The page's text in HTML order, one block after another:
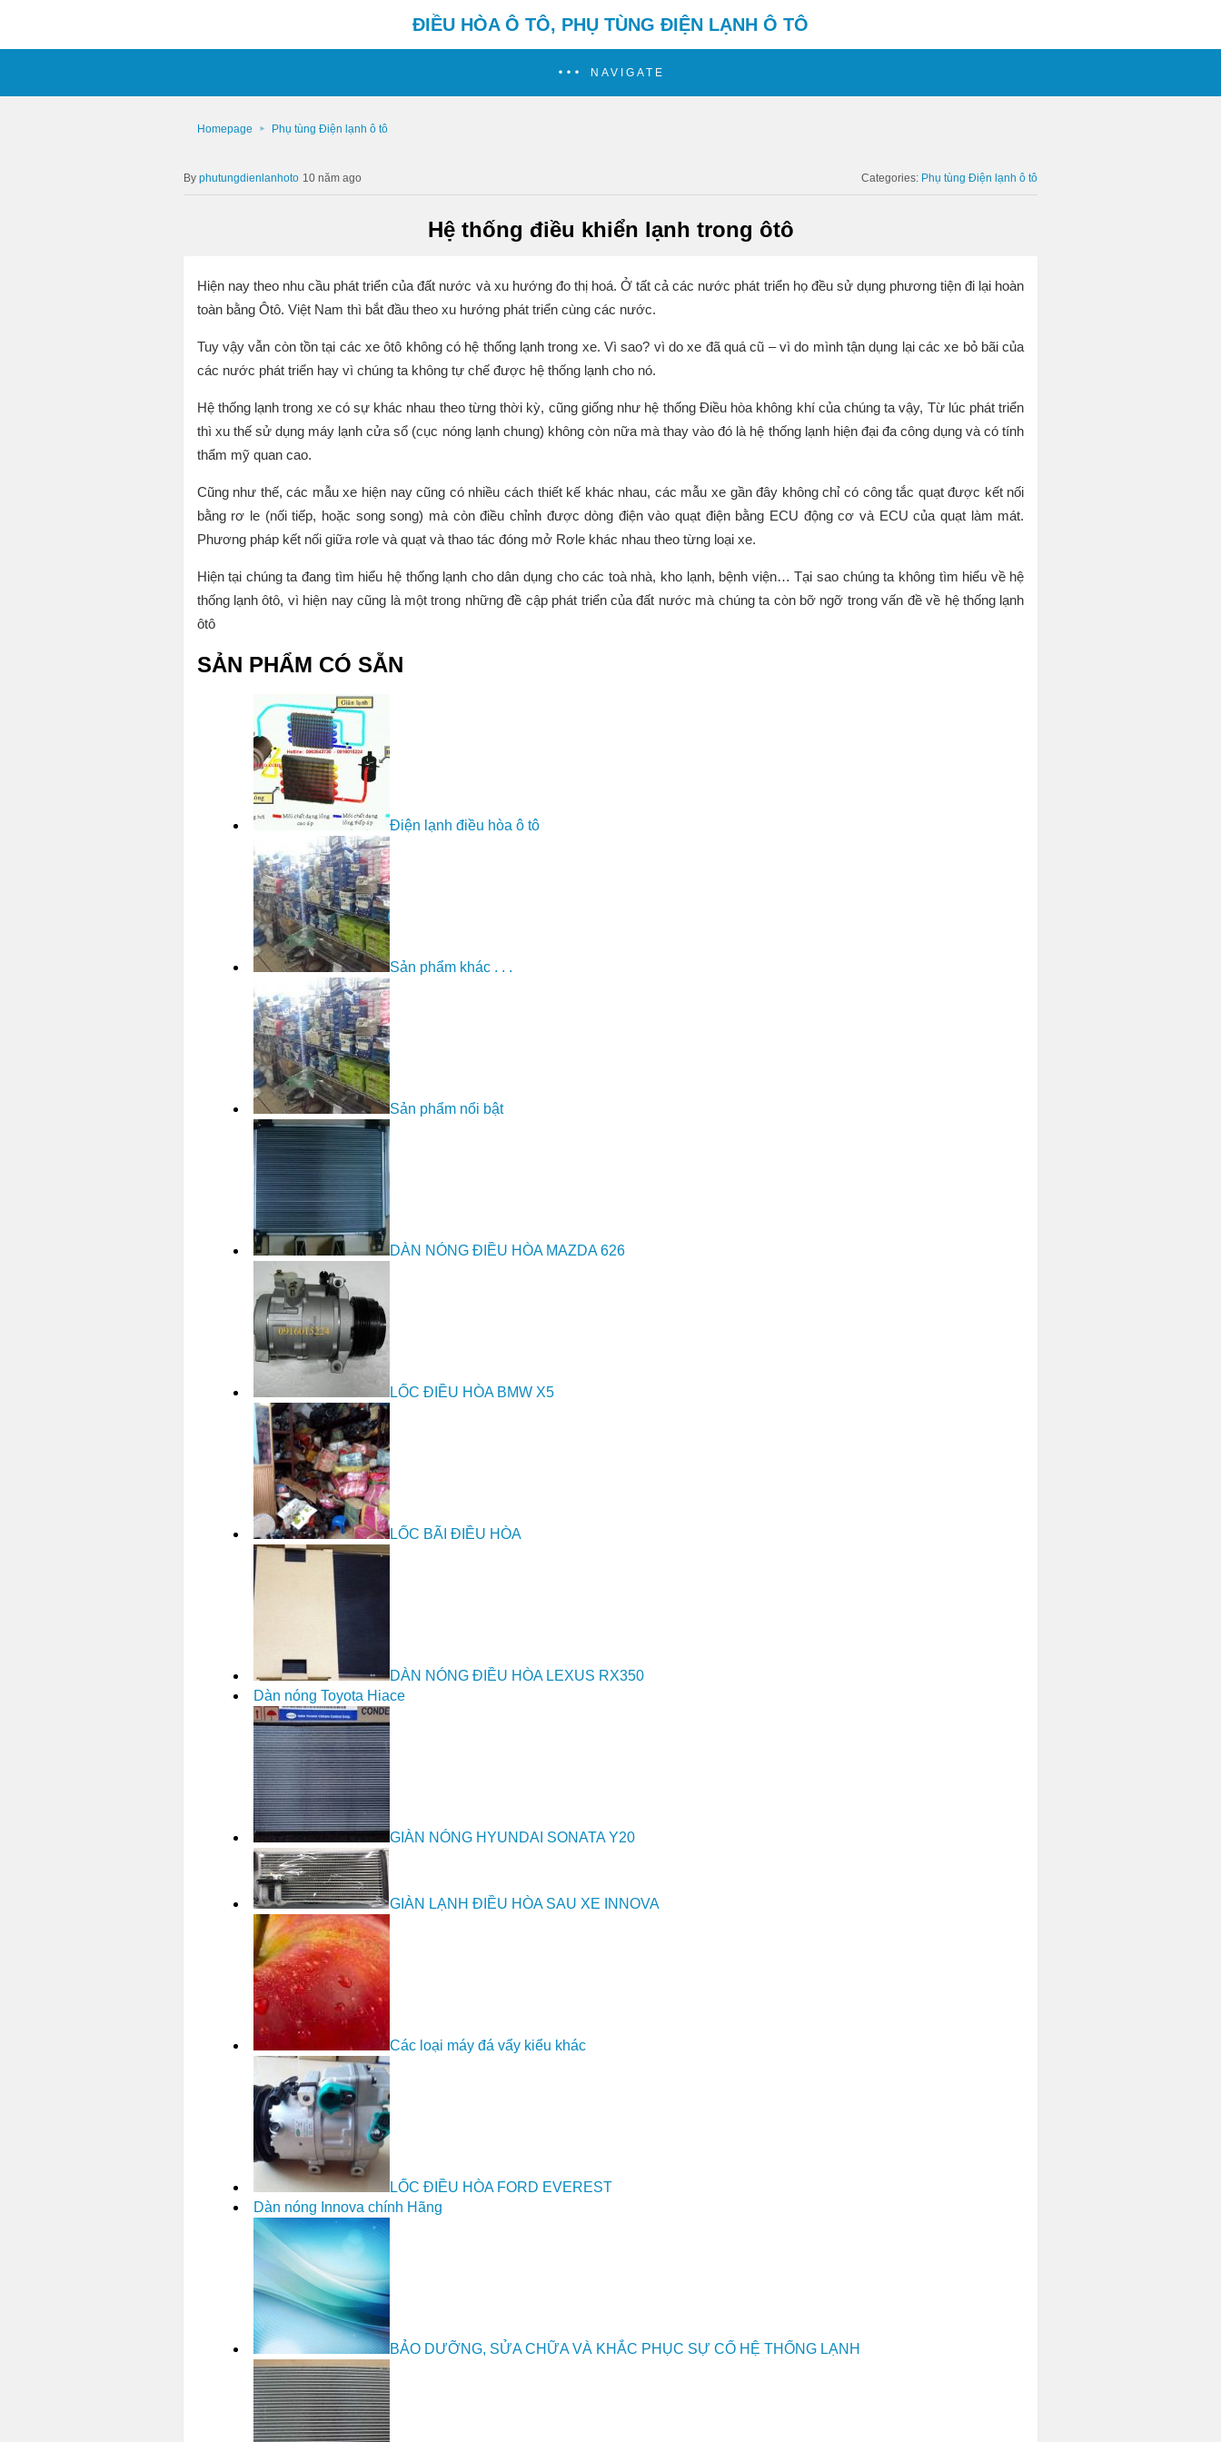
ĐIỀU HÒA Ô TÔ, PHỤ TÙNG ĐIỆN LẠNH Ô TÔ
NAVIGATE
Homepage Phụ tùng Điện lạnh ô tô
phutungdienlanhoto 10 năm ago Categories: Phụ tùng Điện lạnh ô tô
Hệ thống điều khiển lạnh trong ôtô
Hiện nay theo nhu cầu phát triển của đất nước và xu hướng đo thị hoá. Ở tất cả các nước phát triển họ đều sử dụng phương tiện đi lại hoàn
toàn bằng Ôtô. Việt Nam thì bắt đầu theo xu hướng phát triển cùng các nước.
Tuy vậy vẫn còn tồn tại các xe ôtô không có hệ thống lạnh trong xe. Vì sao? vì do xe đã quá cũ – vì do mình tận dụng lại các xe bỏ bãi của
các nước phát triển hay vì chúng ta không tự chế được hệ thống lạnh cho nó.
Hệ thống lạnh trong xe có sự khác nhau theo từng thời kỳ, cũng giống như hệ thống Điều hòa không khí của chúng ta vậy, Từ lúc phát triển
thì xu thế sử dụng máy lạnh cửa sổ (cục nóng lạnh chung) không còn nữa mà thay vào đó là hệ thống lạnh hiện đại đa công dụng và có tính
thẩm mỹ quan cao.
Cũng như thế, các mẫu xe hiện nay cũng có nhiều cách thiết kế khác nhau, các mẫu xe gần đây không chỉ có công tắc quạt được kết nối
bằng rơ le (nối tiếp, hoặc song song) mà còn điều chỉnh được dòng điện vào quạt điện bằng ECU động cơ và ECU của quạt làm mát.
Phương pháp kết nối giữa rơle và quạt và thao tác đóng mở Rơle khác nhau theo từng loại xe.
Hiện tại chúng ta đang tìm hiểu hệ thống lạnh cho dân dụng cho các toà nhà, kho lạnh, bệnh viện… Tại sao chúng ta không tìm hiểu về hệ
thống lạnh ôtô, vì hiện nay cũng là một trong những đề cập phát triển của đất nước mà chúng ta còn bỡ ngỡ trong vấn đề về hệ thống lạnh
ôtô
SẢN PHẨM CÓ SẴN
Điện lạnh điều hòa ô tô
Sản phẩm khác . . .
Sản phẩm nổi bật
DÀN NÓNG ĐIỀU HÒA MAZDA 626
LỐC ĐIỀU HÒA BMW X5
LỐC BÃI ĐIỀU HÒA
DÀN NÓNG ĐIỀU HÒA LEXUS RX350
Dàn nóng Toyota Hiace
GIÀN NÓNG HYUNDAI SONATA Y20
GIÀN LẠNH ĐIỀU HÒA SAU XE INNOVA
Các loại máy đá vẩy kiểu khác
LỐC ĐIỀU HÒA FORD EVEREST
Dàn nóng Innova chính Hãng
BẢO DƯỠNG, SỬA CHỮA VÀ KHẮC PHỤC SỰ CỐ HỆ THỐNG LẠNH